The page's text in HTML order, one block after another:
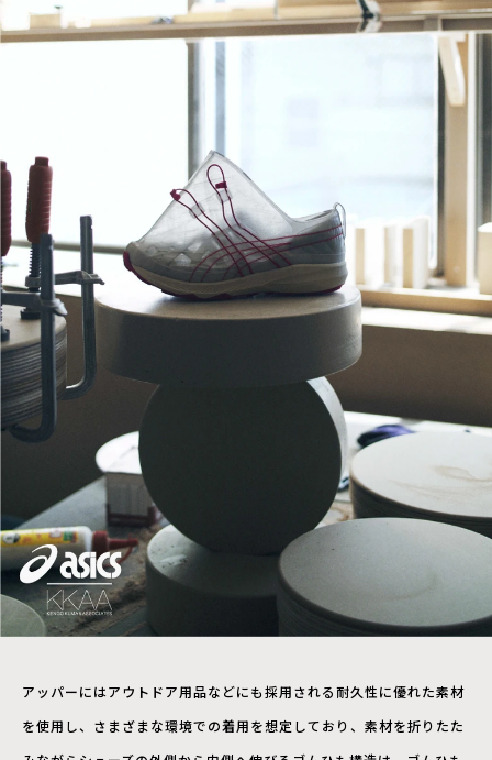
アッパーにはアウトドア用品などにも採用される耐久性に優れた素材
を使用し、さまざまな環境での着用を想定しており、素材を折りたた